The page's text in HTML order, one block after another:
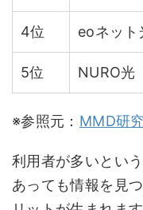
4位 eoネット
5位 NURO光
※参照元： MMD研
利用者が多いとい
あっても情報を見